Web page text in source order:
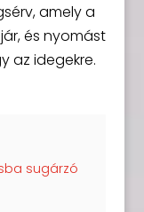
amely a
és nyomást
az idegekre.
sugárzó